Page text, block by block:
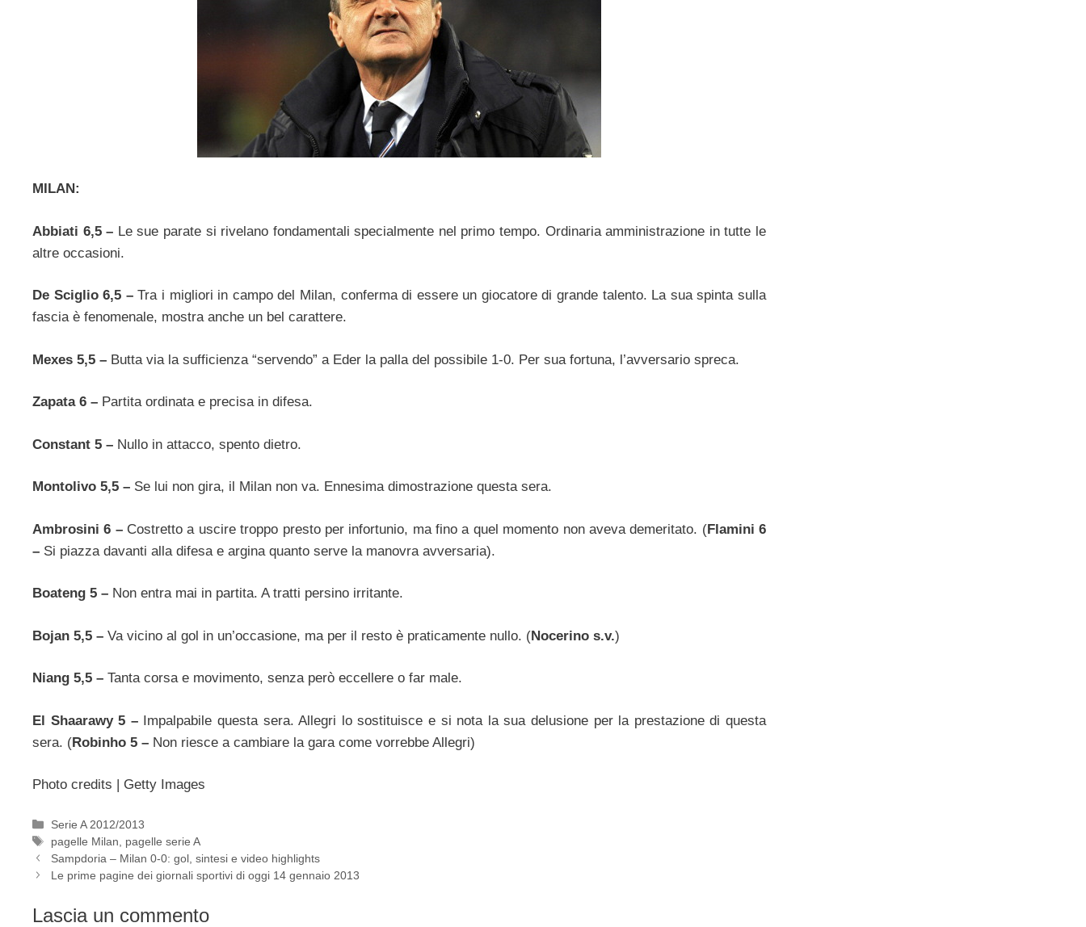
MILAN:
Abbiati 6,5 – Le sue parate si rivelano fondamentali specialmente nel primo tempo. Ordinaria amministrazione in tutte le
altre occasioni.
De Sciglio 6,5 –Tra i migliori in campo del Milan, conferma di essere un giocatore di grande talento. La sua spinta sulla
fascia è fenomenale, mostra anche un bel carattere.
Mexes 5,5 – Butta via la sufficienza “servendo” a Eder la palla del possibile 1-0. Per sua fortuna, l’avversario spreca.
Zapata 6 – Partita ordinata e precisa in difesa.
Constant 5 – Nullo in attacco, spento dietro.
Montolivo 5,5 – Se lui non gira, il Milan non va. Ennesima dimostrazione questa sera.
Ambrosini 6 – Costretto a uscire troppo presto per infortunio, ma fino a quel momento non aveva demeritato. (Flamini 6
– Si piazza davanti alla difesa e argina quanto serve la manovra avversaria).
Boateng 5 – Non entra mai in partita. A tratti persino irritante.
Bojan 5,5 – Va vicino al gol in un’occasione, ma per il resto è praticamente nullo. (Nocerino s.v.)
Niang 5,5 – Tanta corsa e movimento, senza però eccellere o far male.
El Shaarawy 5 – Impalpabile questa sera. Allegri lo sostituisce e si nota la sua delusione per la prestazione di questa
sera. (Robinho 5 – Non riesce a cambiare la gara come vorrebbe Allegri)
Photo credits | Getty Images
Categorie
Serie A 2012/2013
Tag
pagelle Milan
pagelle serie A
Sampdoria – Milan 0-0: gol, sintesi e video highlights
Le prime pagine dei giornali sportivi di oggi 14 gennaio 2013
Lascia un commento